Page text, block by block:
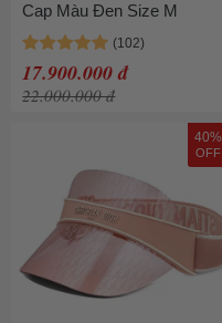
Cap Màu Đen Size M
17.900.000 đ
22.000.000 đ
40%
OFF